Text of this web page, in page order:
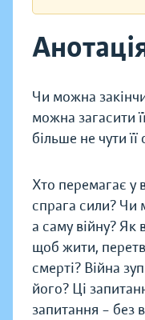
Чи можна
можна загасити
більше не чути
Хто перемагає у
спрага сили? Чи
а саму війну?
щоб жити,
смерті? Війна
його? Ці
запитання – без